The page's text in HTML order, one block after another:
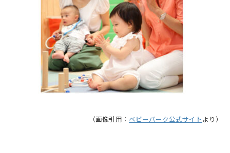
（画像引用： ベビーパーク公式サイト より）